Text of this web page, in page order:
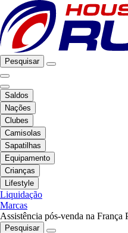
Pesquisar
Saldos
Nações
Clubes
Camisolas
Sapatilhas
Equipamento
Crianças
Lifestyle
Liquidação
Marcas
Assistência pós-venda na França
Pesquisar